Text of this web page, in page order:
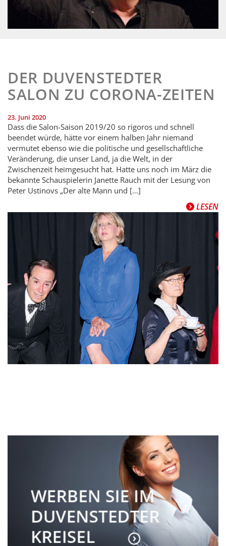
DER DUVENSTEDTER
SALON ZU CORONA-ZEITEN
23. Juni 2020
Dass die Salon-Saison 2019/20 so rigoros und schnell
beendet würde, hätte vor einem halben Jahr niemand
vermutet ebenso wie die politische und gesellschaftliche
Veränderung, die unser Land, ja die Welt, in der
Zwischenzeit heimgesucht hat. Hatte uns noch im März die
bekannte Schauspielerin Janette Rauch mit der Lesung von
Peter Ustinovs „Der alte Mann und […]
LESEN